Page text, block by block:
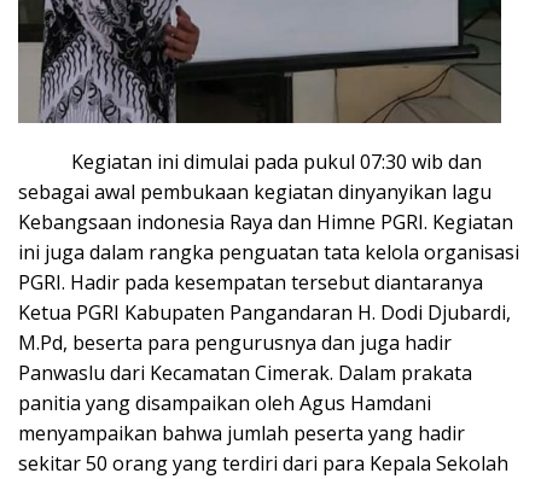
Kegiatan ini dimulai pada pukul 07:30 wib dan
sebagai awal pembukaan kegiatan dinyanyikan lagu
Kebangsaan indonesia Raya dan Himne PGRI. Kegiatan
ini juga dalam rangka penguatan tata kelola organisasi
PGRI. Hadir pada kesempatan tersebut diantaranya
Ketua PGRI Kabupaten Pangandaran H. Dodi Djubardi,
M.Pd, beserta para pengurusnya dan juga hadir
Panwaslu dari Kecamatan Cimerak. Dalam prakata
panitia yang disampaikan oleh Agus Hamdani
menyampaikan bahwa jumlah peserta yang hadir
sekitar 50 orang yang terdiri dari para Kepala Sekolah